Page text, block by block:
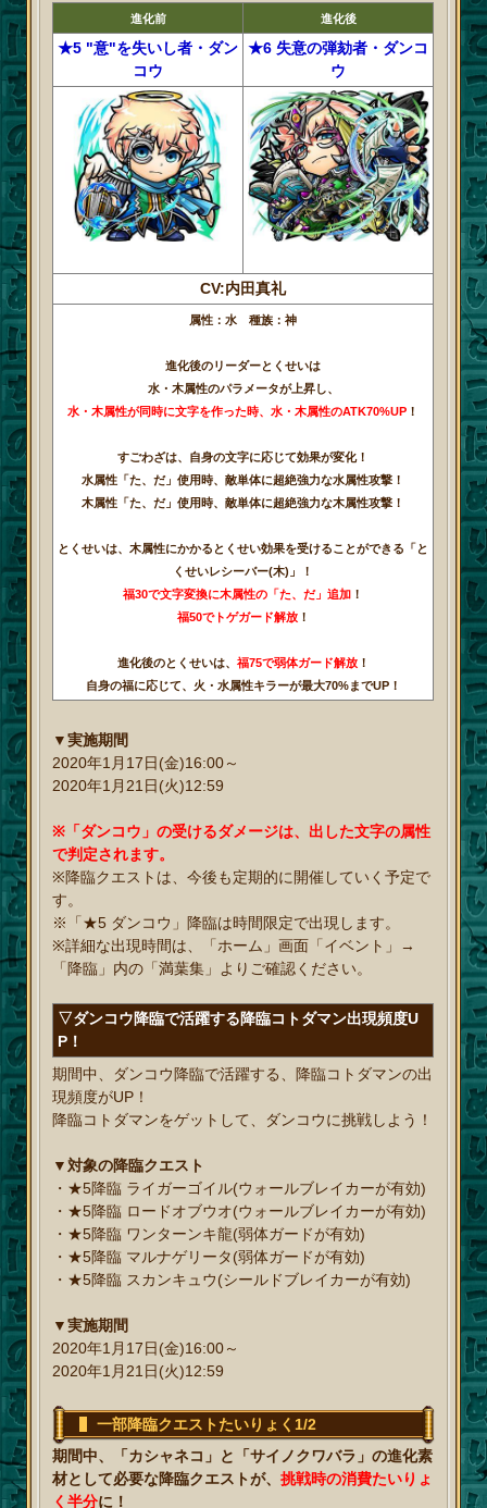
進化前 進化後
★5 "意"を失いし者・ダン
コウ
★6 失意の弾劾者・ダンコ
ウ
CV:内田真礼
属性：水 種族：神
進化後のリーダーとくせいは
水・木属性のパラメータが上昇し、
水・木属性が同時に文字を作った時、水・木属性のATK70%UP ！
すごわざは、自身の文字に応じて効果が変化！
水属性「た、だ」使用時、敵単体に超絶強力な水属性攻撃！
木属性「た、だ」使用時、敵単体に超絶強力な木属性攻撃！
とくせいは、木属性にかかるとくせい効果を受けることができる「と
くせいレシーバー(木)」！
福30で文字変換に木属性の「た、だ」追加 ！
福50でトゲガード解放！
進化後のとくせいは、 福75で弱体ガード解放！
自身の福に応じて、火・水属性キラーが最大70%までUP！
▼実施期間
2020年1月17日(金)16:00～
2020年1月21日(火)12:59
※「ダンコウ」の受けるダメージは、出した文字の属性
で判定されます。
※降臨クエストは、今後も定期的に開催していく予定で
す。
※「★5 ダンコウ」降臨は時間限定で出現します。
※詳細な出現時間は、「ホーム」画面「イベント」→
「降臨」内の「満葉集」よりご確認ください。
▽ダンコウ降臨で活躍する降臨コトダマン出現頻度U
P！
期間中、ダンコウ降臨で活躍する、降臨コトダマンの出
現頻度がUP！
降臨コトダマンをゲットして、ダンコウに挑戦しよう！
▼対象の降臨クエスト
・★5降臨 ライガーゴイル(ウォールブレイカーが有効)
・★5降臨 ロードオブウオ(ウォールブレイカーが有効)
・★5降臨 ワンターンキ龍(弱体ガードが有効)
・★5降臨 マルナゲリータ(弱体ガードが有効)
・★5降臨 スカンキュウ(シールドブレイカーが有効)
▼実施期間
2020年1月17日(金)16:00～
2020年1月21日(火)12:59
一部降臨クエストたいりょく1/2
期間中、「カシャネコ」と「サイノクワバラ」の進化素
材として必要な降臨クエストが、挑戦時の消費たいりょ
く半分に！